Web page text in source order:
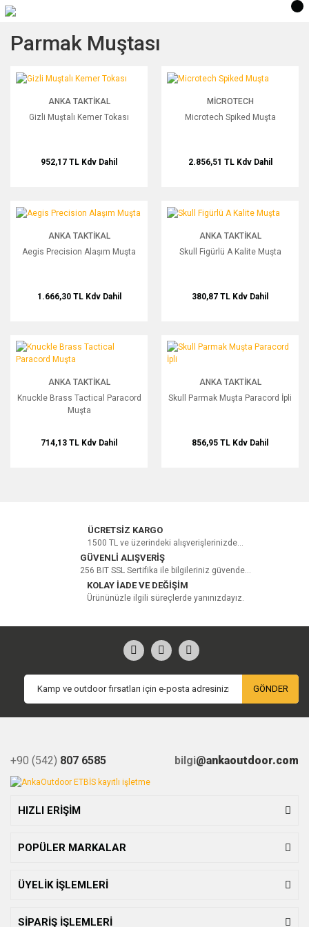
Parmak Muştası
Gizli Muştalı Kemer Tokası
ANKA TAKTIKAL
Gizli Muştalı Kemer Tokası
952,17 TL Kdv Dahil
Microtech Spiked Muşta
MICROTECH
Microtech Spiked Muşta
2.856,51 TL Kdv Dahil
Aegis Precision Alaşım Muşta
ANKA TAKTIKAL
Aegis Precision Alaşım Muşta
1.666,30 TL Kdv Dahil
Skull Figürlü A Kalite Muşta
ANKA TAKTIKAL
Skull Figürlü A Kalite Muşta
380,87 TL Kdv Dahil
Knuckle Brass Tactical Paracord Muşta
ANKA TAKTIKAL
Knuckle Brass Tactical Paracord
Muşta
714,13 TL Kdv Dahil
Skull Parmak Muşta Paracord İpli
ANKA TAKTIKAL
Skull Parmak Muşta Paracord İpli
856,95 TL Kdv Dahil
ÜCRETSİZ KARGO
1500 TL ve üzerindeki alışverişlerinizde...
GÜVENLİ ALIŞVERİŞ
256 BIT SSL Sertifika ile bilgileriniz güvende...
KOLAY İADE VE DEĞİŞİM
Ürününüzle ilgili süreçlerde yanınızdayız.
GÖNDER
+90 (542) 807 6585 bilgi@ankaoutdoor.com
HIZLI ERİŞİM
POPÜLER MARKALAR
ÜYELİK İŞLEMLERİ
SİPARİŞ İŞLEMLERİ